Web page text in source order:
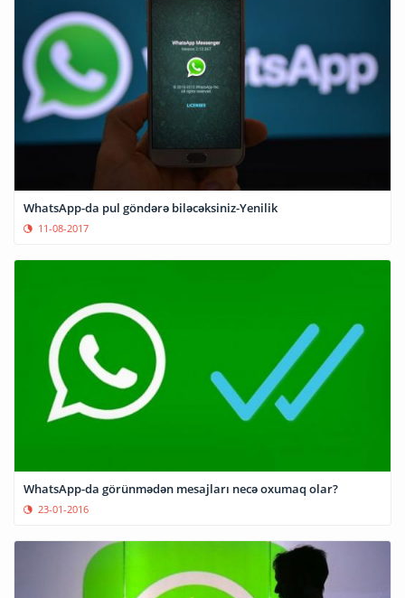
WhatsApp-da pul göndərə biləcəksiniz-Yenilik
11-08-2017
WhatsApp-da görünmədən mesajları necə oxumaq olar?
23-01-2016